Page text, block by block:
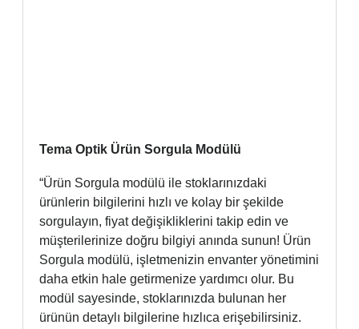
Tema Optik Ürün Sorgula Modülü
“Ürün Sorgula modülü ile stoklarınızdaki
ürünlerin bilgilerini hızlı ve kolay bir şekilde
sorgulayın, fiyat değişikliklerini takip edin ve
müşterilerinize doğru bilgiyi anında sunun! Ürün
Sorgula modülü, işletmenizin envanter yönetimini
daha etkin hale getirmenize yardımcı olur. Bu
modül sayesinde, stoklarınızda bulunan her
ürünün detaylı bilgilerine hızlıca erişebilirsiniz.